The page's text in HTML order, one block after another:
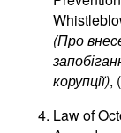
(Про
корупції), (
Law of